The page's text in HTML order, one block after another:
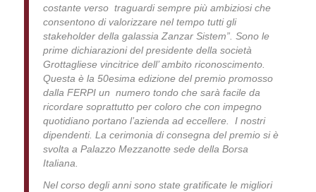
costante verso traguardi sempre più ambiziosi che
consentono di valorizzare nel tempo tutti gli
stakeholder della galassia Zanzar Sistem”. Sono le
prime dichiarazioni del presidente della società
Grottagliese vincitrice dell’ ambito riconoscimento.
Questa è la 50esima edizione del premio promosso
dalla FERPI un numero tondo che sarà facile da
ricordare soprattutto per coloro che con impegno
quotidiano portano l’azienda ad eccellere. I nostri
dipendenti. La cerimonia di consegna del premio si è
svolta a Palazzo Mezzanotte sede della Borsa
Italiana.
Nel corso degli anni sono state gratificate le migliori